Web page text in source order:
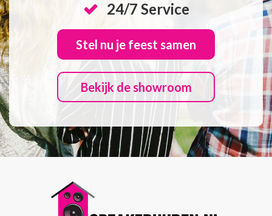
24/7 Service
Stel nu je feest samen
Bekijk de showroom